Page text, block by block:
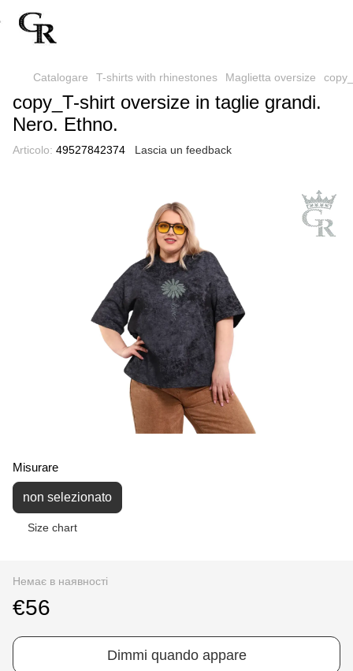
Catalogare T-shirts with rhinestones Maglietta oversize
copy_T-shirt oversize in taglie grandi.
Nero. Ethno.
Articolo: 49527842374 Lascia un feedback
Misurare
non selezionato
Size chart
Немає в наявності
€56
Dimmi quando appare